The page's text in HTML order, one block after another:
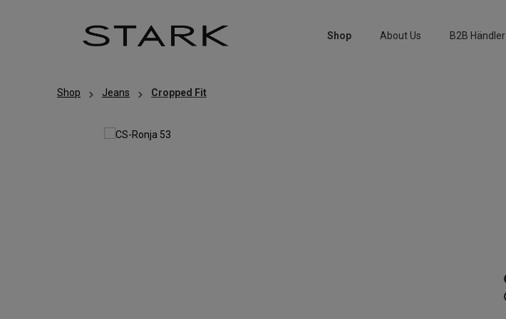
Shop
About Us B2B Händler
Shop Jeans Cropped Fit